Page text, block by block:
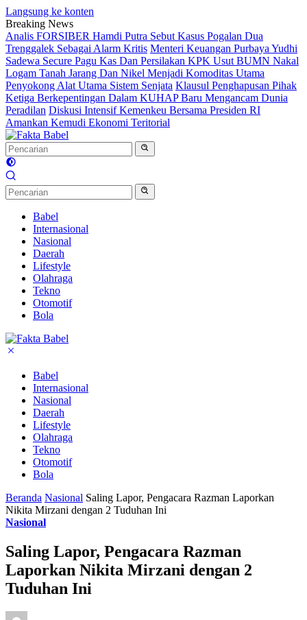
Langsung ke konten
Breaking News
Analis FORSIBER Hamdi Putra Sebut Kasus Pogalan Dua
Trenggalek Sebagai Alarm Kritis Menteri Keuangan Purbaya Yudhi
Sadewa Secure Pagu Kas Dan Persilakan KPK Usut BUMN Nakal
Logam Tanah Jarang Dan Nikel Menjadi Komoditas Utama
Penyokong Alat Utama Sistem Senjata Klausul Penghapusan Pihak
Ketiga Berkepentingan Dalam KUHAP Baru Mengancam Dunia
Peradilan Diskusi Intensif Kemenkeu Bersama Presiden RI
Amankan Kemudi Ekonomi Teritorial
Babel
Internasional
Nasional
Daerah
Lifestyle
Olahraga
Tekno
Otomotif
Bola
Babel
Internasional
Nasional
Daerah
Lifestyle
Olahraga
Tekno
Otomotif
Bola
Beranda Nasional Saling Lapor, Pengacara Razman Laporkan
Nikita Mirzani dengan 2 Tuduhan Ini
Nasional
Saling Lapor, Pengacara Razman
Laporkan Nikita Mirzani dengan 2
Tuduhan Ini